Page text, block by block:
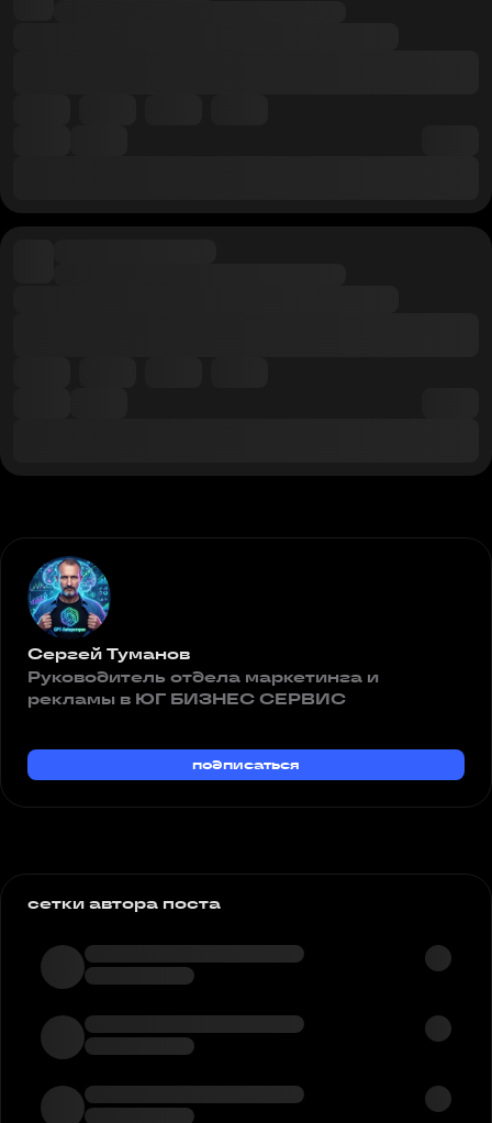
Сергей Туманов
Руководитель отдела маркетинга и
рекламы в ЮГ БИЗНЕС СЕРВИС
подписаться
сетки автора поста